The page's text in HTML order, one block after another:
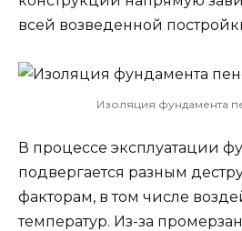
всей возведенной
Изоляция фундамента
В процессе эксплуатации
подвергается разным
факторам, в том числе
температур. Из-за